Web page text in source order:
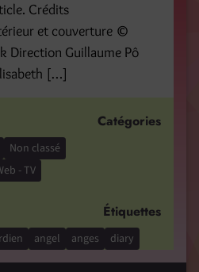
Crédits
et couverture ©
Direction Guillaume Pô
[…]
Catégories
Non classé
- TV
Étiquettes
angel anges diary